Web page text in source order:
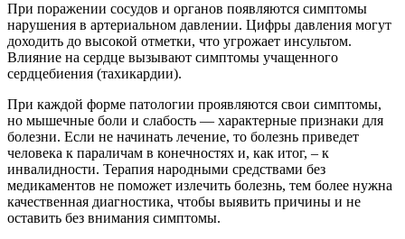
При поражении сосудов и органов появляются симптомы
нарушения в артериальном давлении. Цифры давления могут
доходить до высокой отметки, что угрожает инсультом.
Влияние на сердце вызывают симптомы учащенного
сердцебиения (тахикардии).
При каждой форме патологии проявляются свои симптомы,
но мышечные боли и слабость — характерные признаки для
болезни. Если не начинать лечение, то болезнь приведет
человека к параличам в конечностях и, как итог, – к
инвалидности. Терапия народными средствами без
медикаментов не поможет излечить болезнь, тем более нужна
качественная диагностика, чтобы выявить причины и не
оставить без внимания симптомы.